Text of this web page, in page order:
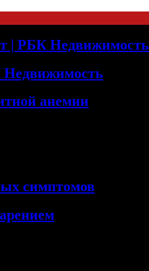
| РБК Недвижимость
Недвижимость
анемии
симптомов